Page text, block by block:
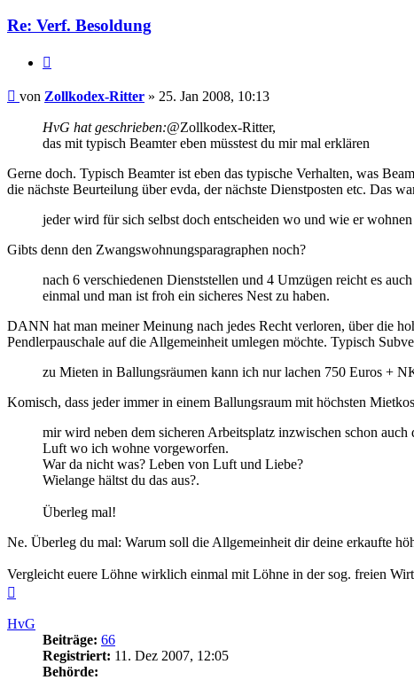
Re: Verf. Besoldung
Beitrag
von Zollkodex-Ritter » 25. Jan 2008, 10:13
HvG hat geschrieben:@Zollkodex-Ritter,
das mit typisch Beamter eben müsstest du mir mal erklären
Gerne doch. Typisch Beamter ist eben das typische Verhalten, was
die nächste Beurteilung über evda, der nächste Dienstposten etc. Das
jeder wird für sich selbst doch entscheiden wo und wie er wohnen
Gibts denn den Zwangswohnungsparagraphen noch?
nach 6 verschiedenen Dienststellen und 4 Umzügen reicht es auch
einmal und man ist froh ein sicheres Nest zu haben.
DANN hat man meiner Meinung nach jedes Recht verloren, über die
Pendlerpauschale auf die Allgemeinheit umlegen möchte. Typisch
zu Mieten in Ballungsräumen kann ich nur lachen 750 Euros +
Komisch, dass jeder immer in einem Ballungsraum mit höchsten
mir wird neben dem sicheren Arbeitsplatz inzwischen schon auch
Luft wo ich wohne vorgeworfen.
War da nicht was? Leben von Luft und Liebe?
Wielange hältst du das aus?.
Überleg mal!
Ne. Überleg du mal: Warum soll die Allgemeinheit dir deine erkaufte
Vergleicht euere Löhne wirklich einmal mit Löhne in der sog. freien
HvG
Beiträge: 66
Registriert: 11. Dez 2007, 12:05
Behörde: